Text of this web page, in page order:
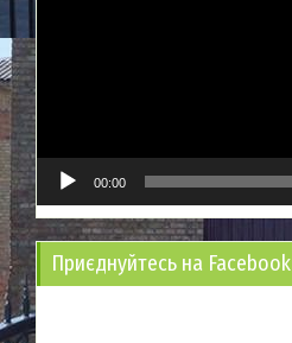
00:00
Приєднуйтесь на Facebook